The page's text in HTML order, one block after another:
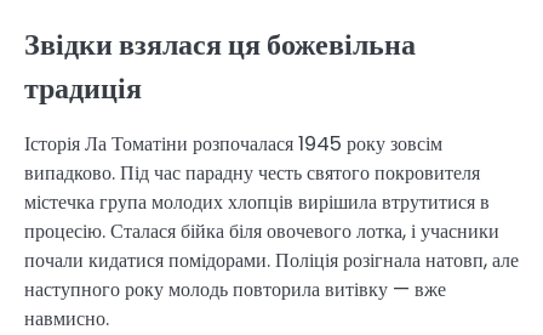
Звідки взялася ця божевільна
традиція
Історія Ла Томатіни розпочалася 1945 року зовсім
випадково. Під час парадну честь святого покровителя
містечка група молодих хлопців вирішила втрутитися в
процесію. Сталася бійка біля овочевого лотка, і учасники
почали кидатися помідорами. Поліція розігнала натовп, але
наступного року молодь повторила витівку — вже
навмисно.